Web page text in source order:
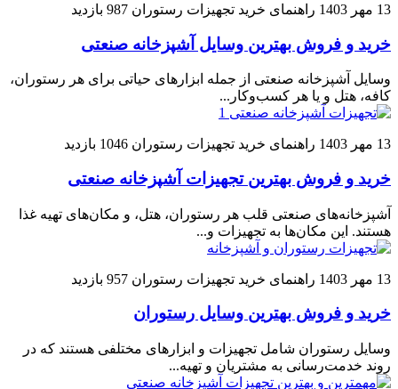
13 مهر 1403 راهنمای خرید تجهیزات رستوران 987 بازدید
خرید و فروش بهترین وسایل آشپزخانه صنعتی
وسایل آشپزخانه صنعتی از جمله ابزارهای حیاتی برای هر رستوران،
کافه، هتل و یا هر کسب‌وکار...
13 مهر 1403 راهنمای خرید تجهیزات رستوران 1046 بازدید
خرید و فروش بهترین تجهیزات آشپزخانه صنعتی
آشپزخانه‌های صنعتی قلب هر رستوران، هتل، و مکان‌های تهیه غذا
هستند. این مکان‌ها به تجهیزات و...
13 مهر 1403 راهنمای خرید تجهیزات رستوران 957 بازدید
خرید و فروش بهترین وسایل رستوران
وسایل رستوران شامل تجهیزات و ابزارهای مختلفی هستند که در
روند خدمت‌رسانی به مشتریان و تهیه...